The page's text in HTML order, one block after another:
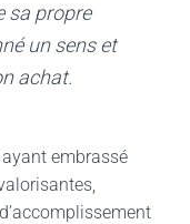
sa propre
un sens et
achat.
embrassé